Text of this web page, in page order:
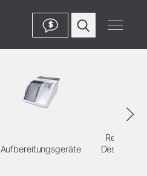
$
Aufbereitungsgeräte